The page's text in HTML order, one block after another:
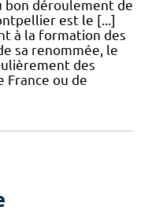
bon déroulement de
est le [...]
à la formation des
sa renommée, le
des
France ou de